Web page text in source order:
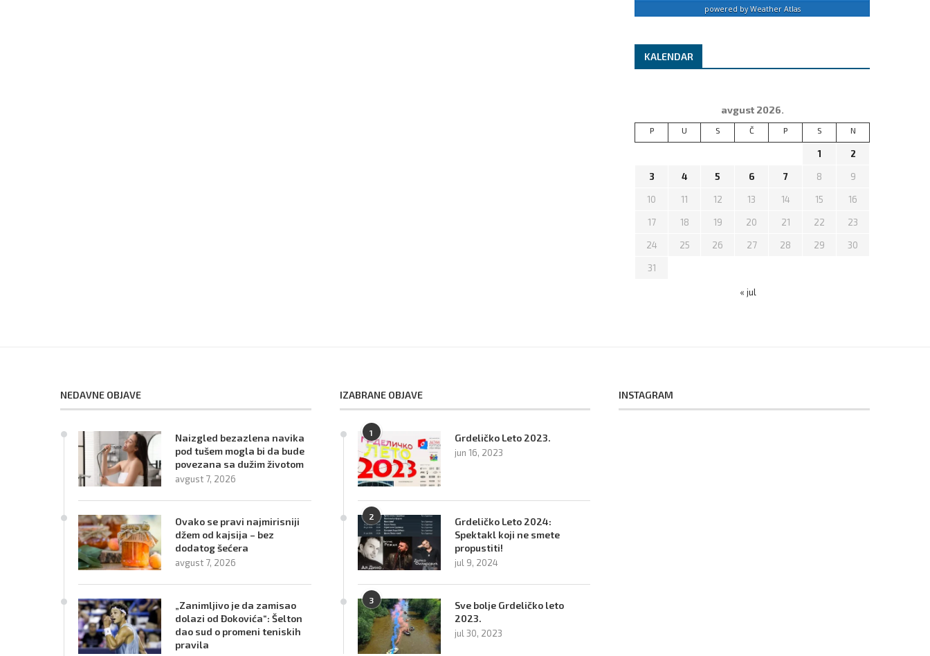
powered byWeather Atlas
KALENDAR
avgust 2026.
P U S Č P S N
1 2
3 4 5 6 7 8 9
10 11 12 13 14 15 16
17 18 19 20 21 22 23
24 25 26 27 28 29 30
31
« jul
NEDAVNE OBJAVE
Naizgled bezazlena navika
pod tušem mogla bi da bude
povezana sa dužim životom
avgust 7, 2026
Ovako se pravi najmirisniji
džem od kajsija – bez
dodatog šećera
avgust 7, 2026
„Zanimljivo je da zamisao
dolazi od Đokovića“: Šelton
dao sud o promeni teniskih
pravila
IZABRANE OBJAVE
1 Grdeličko Leto 2023.
jun 16, 2023
2
Grdeličko Leto 2024:
Spektakl koji ne smete
propustiti!
jul 9, 2024
3
Sve bolje Grdeličko leto
2023.
jul 30, 2023
INSTAGRAM